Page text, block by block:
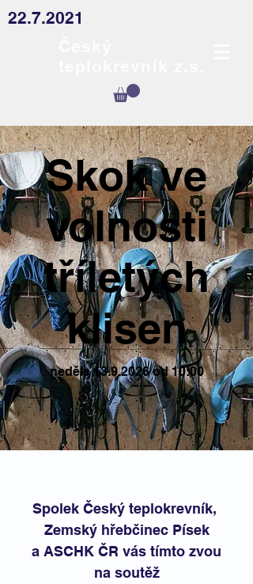
22.7.2021
Skok ve
volnosti
tříletých
klisen
neděle13.9.2026od 10:00
Spolek Český teplokrevník,
Zemský hřebčinec Písek
a ASCHK ČR vás tímto zvou
na soutěž